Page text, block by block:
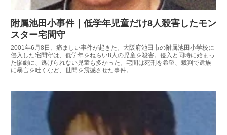
附属池田小事件｜低学年児童だけ8人殺害したモン
スター宅間守
2001年6月8日、痛ましい事件が起きた。大阪府池田市の附属池田小学校に
侵入した宅間守は、低学年をねらい8人の児童を殺害。侵入と同時に始まっ
た惨劇に、逃げられない児童も多かった。宅間は死刑を希望、裁判で遺族
に暴言を吐くなど、世間を震撼させた事件。